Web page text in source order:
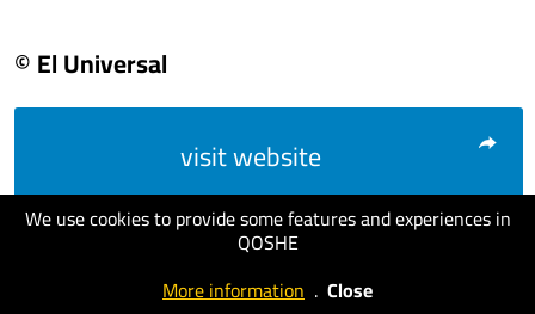
We use cookies to provide some features and experiences in
QOSHE
More information . Close
© El Universal
visit website